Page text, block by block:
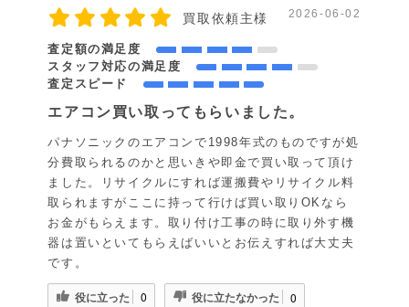
買取依頼主様 2026-06-02
査定額の満足度
スタッフ対応の満足度
査定スピード
エアコン買い取ってもらいました。
パナソニックのエアコンで1998年式のものですが処
分費取られるのかと思いきや即金で買い取って頂け
ました。リサイクルにすれば運搬費やリサイクル料
取られますがここに持って行けば買い取りOKなら
お金がもらえます。取り付け工事の時に取り外す機
器は置いといてもらえばいいとお伝えすれば大丈夫
です。
役に立った 0 役に立たなかった 0